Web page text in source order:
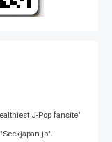
J-Pop fansite"